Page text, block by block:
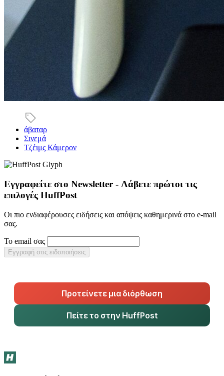
άβαταρ
Σινεμά
Τζέιμς Κάμερον
Εγγραφείτε στο Newsletter - Λάβετε πρώτοι τις
επιλογές HuffPost
Οι πιο ενδιαφέρουσες ειδήσεις και απόψεις καθημερινά στο e-mail
σας.
Το email σας
Εγγραφή στις ειδοποιήσεις
Προτείνετε μια διόρθωση
Πείτε το στην HuffPost